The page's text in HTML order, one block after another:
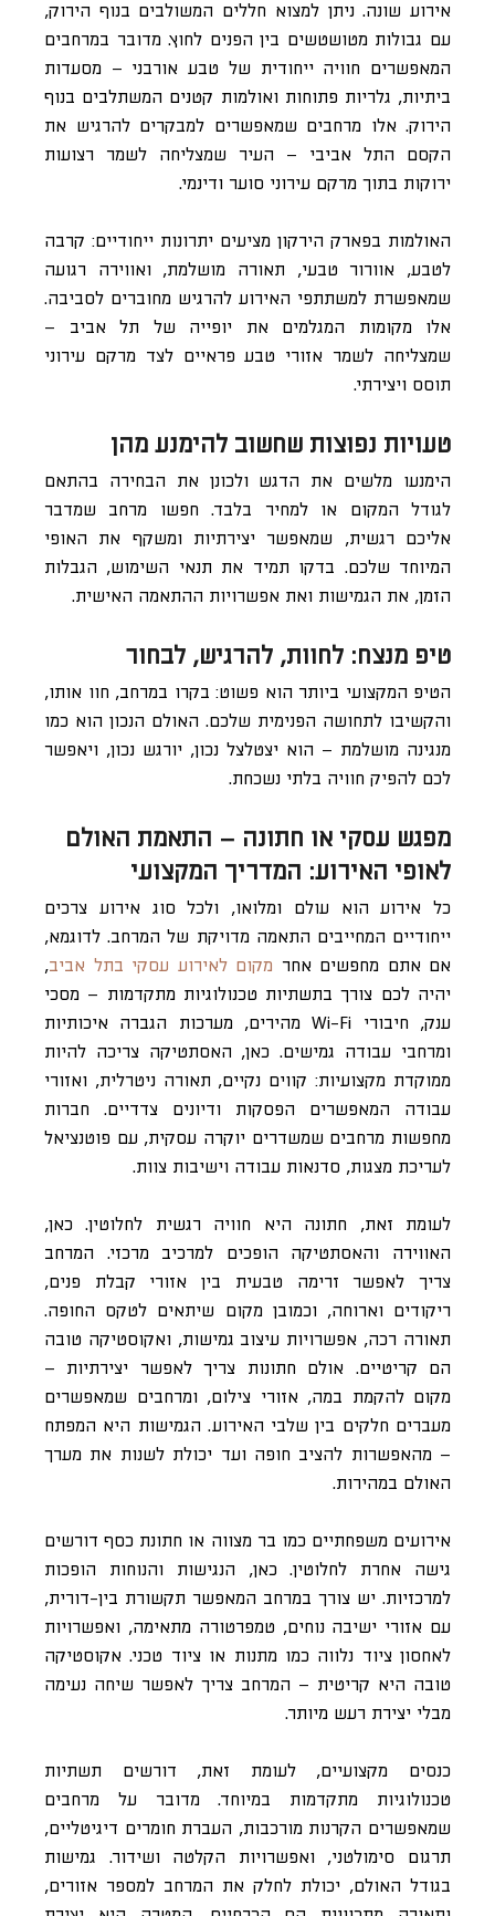
אירוע שונה. ניתן למצוא חללים המשולבים בנוף הירוק,
עם גבולות מטושטשים בין הפנים לחוץ. מדובר במרחבים
המאפשרים חוויה ייחודית של טבע אורבני – מסעדות
ביתיות, גלריות פתוחות ואולמות קטנים המשתלבים בנוף
הירוק. אלו מרחבים שמאפשרים למבקרים להרגיש את
הקסם התל אביבי – העיר שמצליחה לשמר רצועות
ירוקות בתוך מרקם עירוני סוער ודינמי.
האולמות בפארק הירקון מציעים יתרונות ייחודיים: קרבה
לטבע, אוורור טבעי, תאורה מושלמת, ואווירה רגועה
שמאפשרת למשתתפי האירוע להרגיש מחוברים לסביבה.
אלו מקומות המגלמים את יופייה של תל אביב –
שמצליחה לשמר אזורי טבע פראיים לצד מרקם עירוני
תוסס ויצירתי.
טעויות נפוצות שחשוב להימנע מהן
הימנעו מלשים את הדגש ולכונן את הבחירה בהתאם
לגודל המקום או למחיר בלבד. חפשו מרחב שמדבר
אליכם רגשית, שמאפשר יצירתיות ומשקף את האופי
המיוחד שלכם. בדקו תמיד את תנאי השימוש, הגבלות
הזמן, את הגמישות ואת אפשרויות ההתאמה האישית.
טיפ מנצח: לחוות, להרגיש, לבחור
הטיפ המקצועי ביותר הוא פשוט: בקרו במרחב, חוו אותו,
והקשיבו לתחושה הפנימית שלכם. האולם הנכון הוא כמו
מנגינה מושלמת – הוא יצטלצל נכון, יורגש נכון, ויאפשר
לכם להפיק חוויה בלתי נשכחת.
מפגש עסקי או חתונה – התאמת האולם
לאופי האירוע: המדריך המקצועי
כל אירוע הוא עולם ומלואו, ולכל סוג אירוע צרכים
ייחודיים המחייבים התאמה מדויקת של המרחב. לדוגמא,
אם אתם מחפשים אחר מקום לאירוע עסקי בתל אביב,
יהיה לכם צורך בתשתיות טכנולוגיות מתקדמות – מסכי
ענק, חיבורי Wi-Fi מהירים, מערכות הגברה איכותיות
ומרחבי עבודה גמישים. כאן, האסתטיקה צריכה להיות
ממוקדת מקצועיות: קווים נקיים, תאורה ניטרלית, ואזורי
עבודה המאפשרים הפסקות ודיונים צדדיים. חברות
מחפשות מרחבים שמשדרים יוקרה עסקית, עם פוטנציאל
לעריכת מצגות, סדנאות עבודה וישיבות צוות.
לעומת זאת, חתונה היא חוויה רגשית לחלוטין. כאן,
האווירה והאסתטיקה הופכים למרכיב מרכזי. המרחב
צריך לאפשר זרימה טבעית בין אזורי קבלת פנים,
ריקודים וארוחה, וכמובן מקום שיתאים לטקס החופה.
תאורה רכה, אפשרויות עיצוב גמישות, ואקוסטיקה טובה
הם קריטיים. אולם חתונות צריך לאפשר יצירתיות –
מקום להקמת במה, אזורי צילום, ומרחבים שמאפשרים
מעברים חלקים בין שלבי האירוע. הגמישות היא המפתח
– מהאפשרות להציב חופה ועד יכולת לשנות את מערך
האולם במהירות.
אירועים משפחתיים כמו בר מצווה או חתונת כסף דורשים
גישה אחרת לחלוטין. כאן, הנגישות והנוחות הופכות
למרכזיות. יש צורך במרחב המאפשר תקשורת בין-דורית,
עם אזורי ישיבה נוחים, טמפרטורה מתאימה, ואפשרויות
לאחסון ציוד נלווה כמו מתנות או ציוד טכני. אקוסטיקה
טובה היא קריטית – המרחב צריך לאפשר שיחה נעימה
מבלי יצירת רעש מיותר.
כנסים מקצועיים, לעומת זאת, דורשים תשתיות
טכנולוגיות מתקדמות במיוחד. מדובר על מרחבים
שמאפשרים הקרנות מורכבות, העברת חומרים דיגיטליים,
תרגום סימולטני, ואפשרויות הקלטה ושידור. גמישות
בגודל האולם, יכולת לחלק את המרחב למספר אזורים,